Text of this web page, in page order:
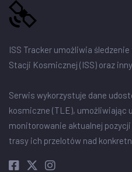
ISS Tracker umożliwia
Stacji Kosmicznej (ISS) oraz
Serwis wykorzystuje dane
kosmiczne (TLE), umożliwiając
monitorowanie aktualnej
trasy ich przelotów nad